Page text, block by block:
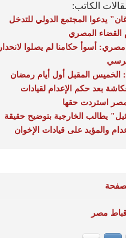
الكاتب:
يدعوا المجتمع الدولي للتدخل
القضاء المصري
أسوأ حكامنا لم يصلوا لانحدار
الخميس المقبل أول أيام رمضان
بعد حكم الإعدام لقيادات
مصر استردت حقها
يطالب الخارجية بتوضيح حقيقة
والمؤبد على قيادات الإخوان
مصر